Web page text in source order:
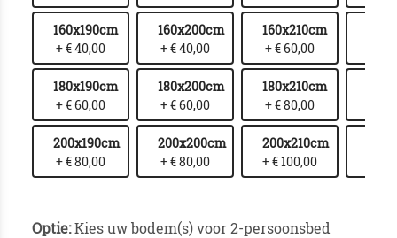
160x190cm
+ € 40,00
160x200cm
+ € 40,00
160x210cm
+ € 60,00
180x190cm
+ € 60,00
180x200cm
+ € 60,00
180x210cm
+ € 80,00
200x190cm
+ € 80,00
200x200cm
+ € 80,00
200x210cm
+ € 100,00
Optie:Kies uw bodem(s) voor 2-persoonsbed